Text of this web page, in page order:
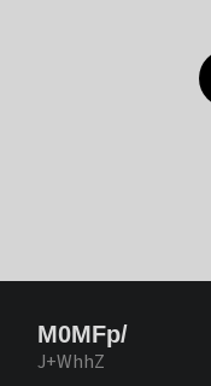
M0MFp/
J+WhhZ